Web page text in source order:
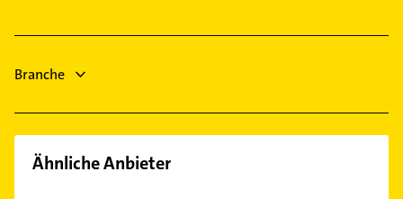
Heizung & Sanitär
Heizungsbauer
Heizungsfirmen
Branche
Ähnliche Anbieter